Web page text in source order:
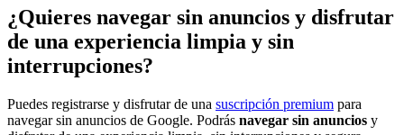
¿Quieres navegar sin anuncios y disfrutar
de una experiencia limpia y sin
interrupciones?
Puedes registrarse y disfrutar de una suscripción premium para
navegar sin anuncios de Google. Podrás navegar sin anuncios y